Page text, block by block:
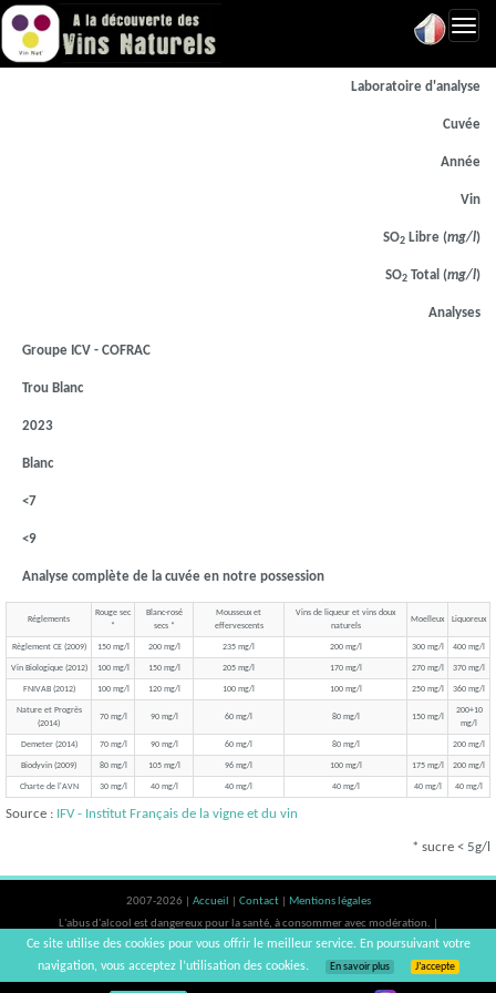
Laboratoire d'analyse
Cuvée
Année
Vin
SO2 Libre (mg/l)
SO2 Total (mg/l)
Analyses
Groupe ICV - COFRAC
Trou Blanc
2023
Blanc
<7
<9
Analyse complète de la cuvée en notre possession
Réglements
Rouge sec
*
Blanc-rosé
secs *
Mousseux et
effervescents
Vins de liqueur et vins doux
naturels
Moelleux Liquoreux
Règlement CE (2009) 150 mg/l 200 mg/l 235 mg/l 200 mg/l 300 mg/l 400 mg/l
Vin Biologique (2012) 100 mg/l 150 mg/l 205 mg/l 170 mg/l 270 mg/l 370 mg/l
FNIVAB (2012) 100 mg/l 120 mg/l 100 mg/l 100 mg/l 250 mg/l 360 mg/l
Nature et Progrès
(2014)
70 mg/l 90 mg/l 60 mg/l 80 mg/l 150 mg/l
200+10
mg/l
Demeter (2014) 70 mg/l 90 mg/l 60 mg/l 80 mg/l 200 mg/l
Biodyvin (2009) 80 mg/l 105 mg/l 96 mg/l 100 mg/l 175 mg/l 200 mg/l
Charte de l'AVN 30 mg/l 40 mg/l 40 mg/l 40 mg/l 40 mg/l 40 mg/l
Source : IFV - Institut Français de la vigne et du vin
* sucre < 5g/l
2007-2026 | Accueil Contact
Mentions légales
L'abus d'alcool est dangereux pour la santé, à consommer avec modération. |
vinsnaturels | v3.12
Ce site utilise des cookies pour vous offrir le meilleur service. En poursuivant votre
navigation, vous acceptez l’utilisation des cookies.
En savoir plus J’accepte